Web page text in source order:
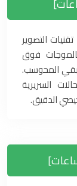
التصوير
فوق
المحوسب.
السريرية
الدقيق.